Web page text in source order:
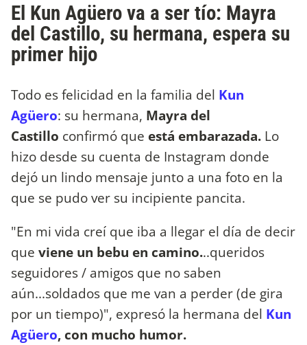
El Kun Agüero va a ser tío: Mayra
del Castillo, su hermana, espera su
primer hijo
Todo es felicidad en la familia del Kun
Agüero: su hermana, Mayra del
Castillo confirmó que está embarazada. Lo
hizo desde su cuenta de Instagram donde
dejó un lindo mensaje junto a una foto en la
que se pudo ver su incipiente pancita.
"En mi vida creí que iba a llegar el día de decir
que viene un bebu en camino...queridos
seguidores / amigos que no saben
aún...soldados que me van a perder (de gira
por un tiempo)", expresó la hermana del Kun
Agüero, con mucho humor.